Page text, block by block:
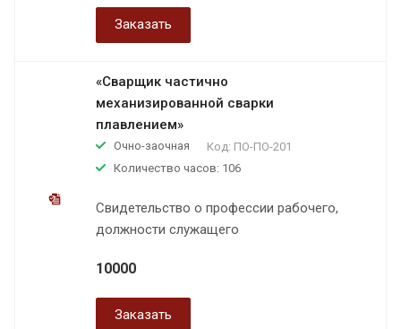
Заказать
«Сварщик частично
механизированной сварки
плавлением»
Очно-заочная Код: ПО-ПО-201
Количество часов: 106
Свидетельство о профессии рабочего,
должности служащего
10000
Заказать